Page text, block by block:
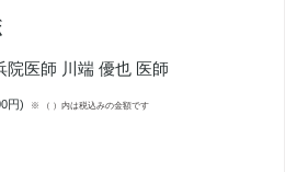
院医師 川端 優也 医師
円) ※ （ ）内は税込みの金額です